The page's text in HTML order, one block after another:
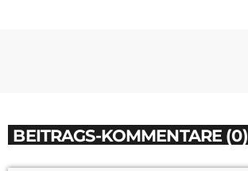
BEITRAGS-KOMMENTARE (0)